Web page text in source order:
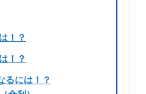
！？
！？
るには！？